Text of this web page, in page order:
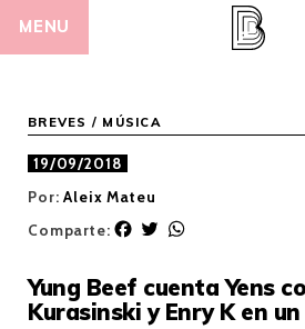
MENU
BREVES / MÚSICA
19/09/2018
Por:Aleix Mateu
Comparte:
F
e
b
T
t
t
t
s
Yung Beef cuenta Yens
Kurasinski y Enry K en